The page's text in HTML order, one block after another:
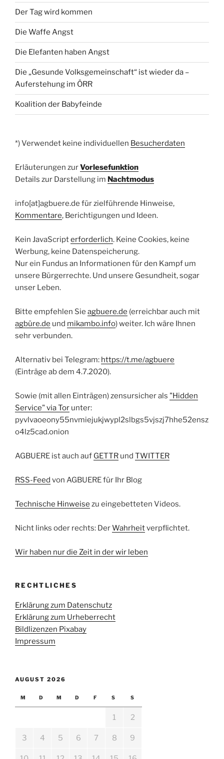
Der Tag wird kommen
Die Waffe Angst
Die Elefanten haben Angst
Die „Gesunde Volksgemeinschaft“ ist wieder da –
Auferstehung im ÖRR
Koalition der Babyfeinde
*) Verwendet keine individuellen Besucherdaten
Erläuterungen zurVorlesefunktion
Details zur Darstellung im Nachtmodus
info[at]agbuere.de für zielführende Hinweise,
Kommentare, Berichtigungen und Ideen.
Kein JavaScripterforderlich. Keine Cookies, keine
Werbung, keine Datenspeicherung.
Nur ein Fundus an Informationen für den Kampf um
unsere Bürgerrechte. Und unsere Gesundheit, sogar
unser Leben.
Bitte empfehlen Sie agbuere.de (erreichbar auch mit
agbüre.de und mikambo.info) weiter. Ich wäre Ihnen
sehr verbunden.
Alternativ bei Telegram: https://t.me/agbuere
(Einträge ab dem 4.7.2020).
Sowie (mit allen Einträgen) zensursicher als "Hidden
Service" via Tor unter:
pyvlvaoeony55nvmiejukjwypl2slbgs5vjszj7hhe52ensz
o4lz5cad.onion
AGBUERE ist auch auf GETTR und TWITTER
RSS-Feed von AGBUERE für Ihr Blog
Technische Hinweise zu eingebetteten Videos.
Nicht links oder rechts: DerWahrheitverpflichtet.
Wir haben nur die Zeit in der wir leben
RECHTLICHES
Erklärung zum Datenschutz
Erklärung zum Urheberrecht
Bildlizenzen Pixabay
Impressum
AUGUST 2026
M D M D F S S
1 2
3 4 5 6 7 8 9